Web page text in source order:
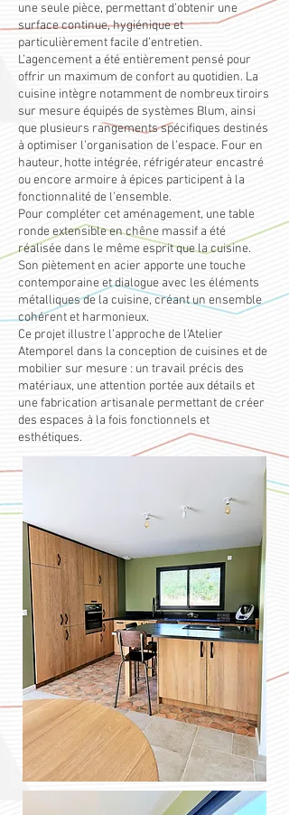
une seule pièce, permettant d’obtenir une
surface continue, hygiénique et
particulièrement facile d’entretien.
L’agencement a été entièrement pensé pour
offrir un maximum de confort au quotidien. La
cuisine intègre notamment de nombreux tiroirs
sur mesure équipés de systèmes Blum, ainsi
que plusieurs rangements spécifiques destinés
à optimiser l’organisation de l’espace. Four en
hauteur, hotte intégrée, réfrigérateur encastré
ou encore armoire à épices participent à la
fonctionnalité de l’ensemble.
Pour compléter cet aménagement, une table
ronde extensible en chêne massif a été
réalisée dans le même esprit que la cuisine.
Son piètement en acier apporte une touche
contemporaine et dialogue avec les éléments
métalliques de la cuisine, créant un ensemble
cohérent et harmonieux.
Ce projet illustre l’approche de l’Atelier
Atemporel dans la conception de cuisines et de
mobilier sur mesure : un travail précis des
matériaux, une attention portée aux détails et
une fabrication artisanale permettant de créer
des espaces à la fois fonctionnels et
esthétiques.